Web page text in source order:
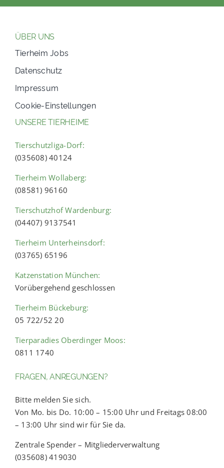
ÜBER UNS
Tierheim Jobs
Datenschutz
Impressum
Cookie-Einstellungen
UNSERE TIERHEIME
Tierschutzliga-Dorf:
(035608) 40124
Tierheim Wollaberg:
(08581) 96160
Tierschutzhof Wardenburg:
(04407) 9137541
Tierheim Unterheinsdorf:
(03765) 65196
Katzenstation München:
Vorübergehend geschlossen
Tierheim Bückeburg:
05 722/52 20
Tierparadies Oberdinger Moos:
0811 1740
FRAGEN, ANREGUNGEN?
Bitte melden Sie sich.
Von Mo. bis Do. 10:00 – 15:00 Uhr und Freitags 08:00
– 13:00 Uhr sind wir für Sie da.
Zentrale Spender – Mitgliederverwaltung
(035608) 419030